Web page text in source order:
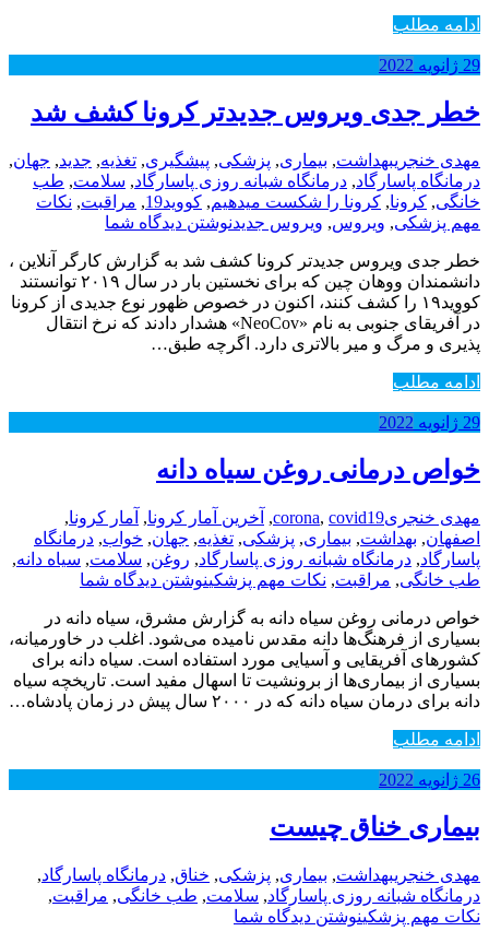
ادامه مطلب
29 ژانویه 2022
خطر جدی ویروس جدیدتر کرونا کشف شد
مهدی خنجریبهداشت, بیماری, پزشکی, پیشگیری, تغذیه, جدید, جهان,
درمانگاه پاسارگاد, درمانگاه شبانه روزی پاسارگاد, سلامت, طب
خانگی, کرونا, کرونا را شکست میدهیم, کووید19 , مراقبت, نکات
مهم پزشکی, ویروس, ویروس جدیدنوشتن دیدگاه شما
خطر جدی ویروس جدیدتر کرونا کشف شد به گزارش کارگر آنلاین ،
دانشمندان ووهان چین که برای نخستین بار در سال ۲۰۱۹ توانستند
کووید۱۹ را کشف کنند، اکنون در خصوص ظهور نوع جدیدی از کرونا
در آفریقای جنوبی به نام «NeoCov» هشدار دادند که نرخ انتقال
پذیری و مرگ و میر بالاتری دارد. اگرچه طبق…
ادامه مطلب
29 ژانویه 2022
خواص درمانی روغن سیاه دانه
مهدی خنجری corona, covid19
, آخرین آمار کرونا, آمار کرونا,
اصفهان, بهداشت, بیماری, پزشکی, تغذیه, جهان, خواب, درمانگاه
پاسارگاد, درمانگاه شبانه روزی پاسارگاد, روغن, سلامت, سیاه دانه,
طب خانگی, مراقبت, نکات مهم پزشکینوشتن دیدگاه شما
خواص درمانی روغن سیاه دانه به گزارش مشرق، سیاه دانه در
بسیاری از فرهنگ‌ها دانه مقدس نامیده می‌شود. اغلب در خاورمیانه،
کشورهای آفریقایی و آسیایی مورد استفاده است. سیاه دانه برای
بسیاری از بیماری‌ها از برونشیت تا اسهال مفید است. تاریخچه سیاه
دانه برای درمان سیاه دانه که در ۲۰۰۰ سال پیش در زمان پادشاه…
ادامه مطلب
26 ژانویه 2022
بیماری خناق چیست
مهدی خنجریبهداشت, بیماری, پزشکی, خناق, درمانگاه پاسارگاد,
درمانگاه شبانه روزی پاسارگاد, سلامت, طب خانگی, مراقبت,
نکات مهم پزشکینوشتن دیدگاه شما